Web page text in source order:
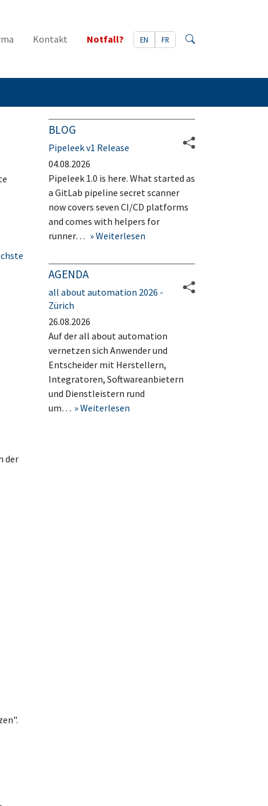
Kontakt Notfall? EN FR
der
BLOG
Pipeleek v1 Release
04.08.2026
Pipeleek 1.0 is here. What started as
a GitLab pipeline secret scanner
now covers seven CI/CD platforms
and comes with helpers for
runner…
Weiterlesen
AGENDA
all about automation 2026 -
Zürich
26.08.2026
Auf der all about automation
vernetzen sich Anwender und
Entscheider mit Herstellern,
Integratoren, Softwareanbietern
und Dienstleistern rund
um…
Weiterlesen